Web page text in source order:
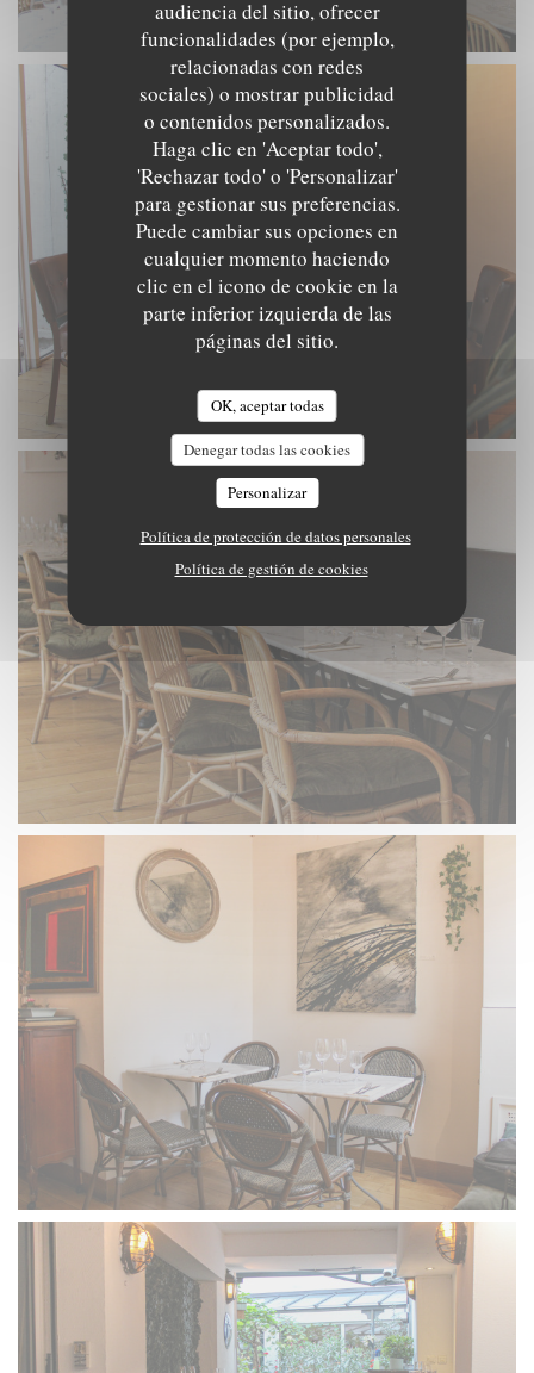
audiencia del sitio, ofrecer
funcionalidades (por ejemplo,
relacionadas con redes
sociales) o mostrar publicidad
o contenidos personalizados.
Haga clic en 'Aceptar todo',
'Rechazar todo' o 'Personalizar'
para gestionar sus preferencias.
Puede cambiar sus opciones en
cualquier momento haciendo
clic en el icono de cookie en la
parte inferior izquierda de las
páginas del sitio.
OK, aceptar todas
Denegar todas las cookies
Personalizar
Política de protección de datos personales
Política de gestión de cookies